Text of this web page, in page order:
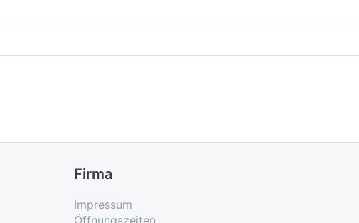
Firma
Impressum
Öffnungszeiten